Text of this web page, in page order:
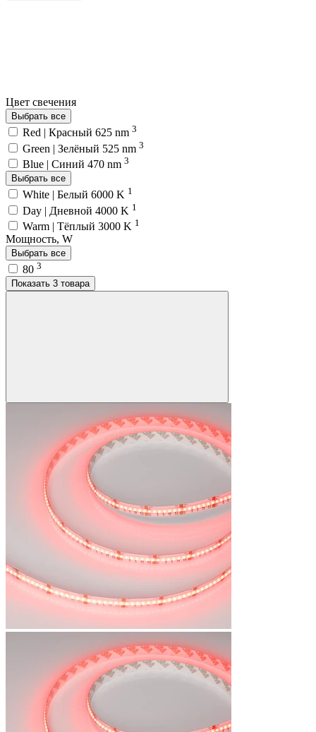
Цвет свечения
Выбрать все
Red | Красный 625 nm 3
Green | Зелёный 525 nm 3
Blue | Синий 470 nm 3
Выбрать все
White | Белый 6000 K 1
Day | Дневной 4000 K 1
Warm | Тёплый 3000 K 1
Мощность, W
Выбрать все
80 3
Показать 3 товара